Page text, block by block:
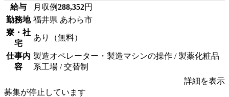
給与 月収例288,352円
勤務地 福井県 あわら市
寮・社
宅
あり（無料）
仕事内
容
製造オペレーター・製造マシンの操作 / 製薬化粧品
系工場 / 交替制
詳細を表示
募集が停止しています